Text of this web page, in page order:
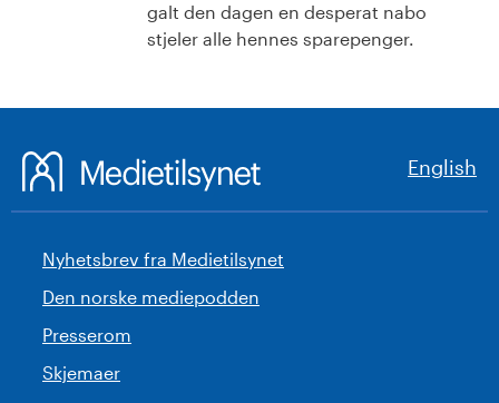
galt den dagen en desperat nabo
stjeler alle hennes sparepenger.
English
Nyhetsbrev fra Medietilsynet
Den norske mediepodden
Presserom
Skjemaer